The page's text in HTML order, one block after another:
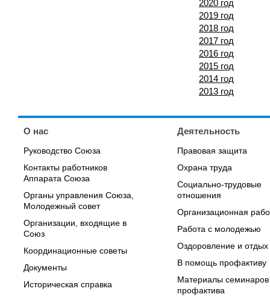
2020 год
2019 год
2018 год
2017 год
2016 год
2015 год
2014 год
2013 год
О нас
Руководство Союза
Контакты работников
Аппарата Союза
Органы управления Союза,
Молодежный совет
Организации, входящие в
Союз
Координационные советы
Документы
Историческая справка
Деятельность
Правовая защита
Охрана труда
Социально-трудовые
отношения
Организационная
Работа с молодежью
Оздоровление и отдых
В помощь профактиву
Материалы
профактива